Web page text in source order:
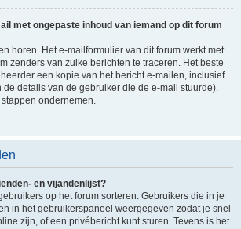
met ongepaste inhoud van iemand op dit forum
horen. Het e-mailformulier van dit forum werkt met
zenders van zulke berichten te traceren. Het beste
een kopie van het bericht e-mailen, inclusief
details van de gebruiker die de e-mail stuurde).
ondernemen.
en vijandenlijst?
op het forum sorteren. Gebruikers die in je
in het gebruikerspaneel weergegeven zodat je snel
zijn, of een privébericht kunt sturen. Tevens is het